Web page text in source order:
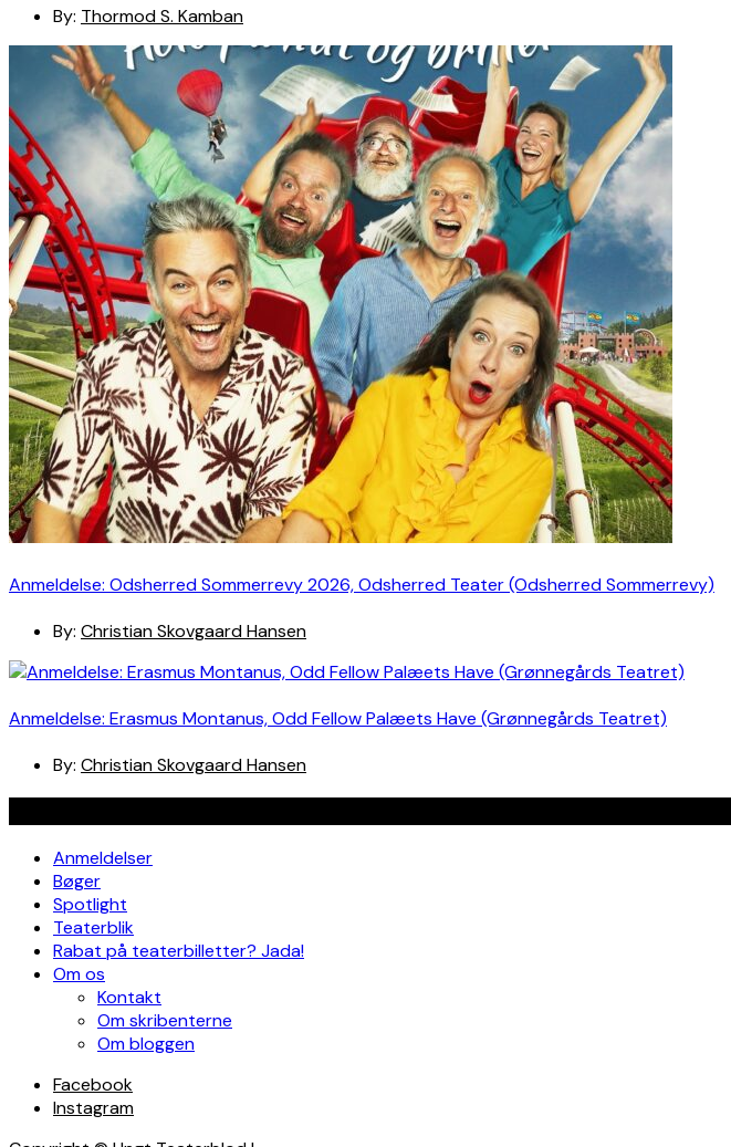
By: Thormod S. Kamban
Anmeldelse: Odsherred Sommerrevy 2026, Odsherred Teater (Odsherred Sommerrevy)
By: Christian Skovgaard Hansen
Anmeldelse: Erasmus Montanus, Odd Fellow Palæets Have (Grønnegårds Teatret)
By: Christian Skovgaard Hansen
Anmeldelser
Bøger
Spotlight
Teaterblik
Rabat på teaterbilletter? Jada!
Om os
Kontakt
Om skribenterne
Om bloggen
Facebook
Instagram